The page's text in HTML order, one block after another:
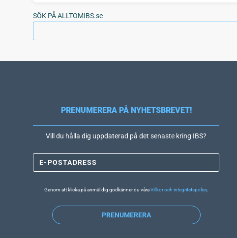
SÖK PÅ ALLTOMIBS.se
PRENUMERERA PÅ NYHETSBREVET!
Vill du hålla dig uppdaterad på det senaste kring IBS?
Genom att klicka på anmäl dig godkänner du våraVillkor och integritetspolicy.